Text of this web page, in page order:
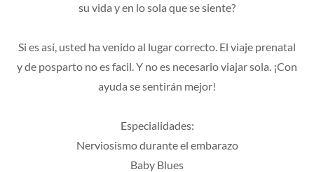
su vida y en lo sola que se siente?
Si es así, usted ha venido al lugar correcto. El viaje prenatal
y de posparto no es facil. Y no es necesario viajar sola. ¡Con
ayuda se sentirán mejor!
Especialidades:
Nerviosismo durante el embarazo
Baby Blues